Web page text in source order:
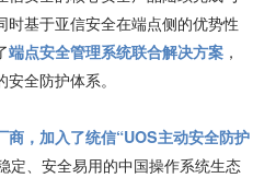
时基于亚信安全在端点侧的优势性
端点安全管理系统联合解决方案 ，
全防护体系。
商，加入了统信“UOS主动安全防护
定、安全易用的中国操作系统生态